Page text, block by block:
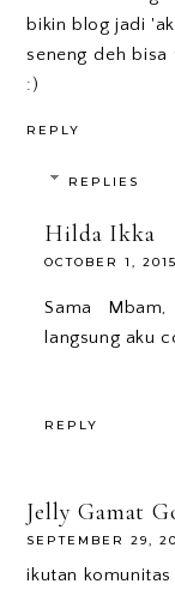
bikin blog jadi
seneng deh
:)
REPLY
REPLIES
Hilda Ikka
OCTOBER 1,
Sama
langsung aku
REPLY
Jelly Gamat
SEPTEMBER 29,
ikutan